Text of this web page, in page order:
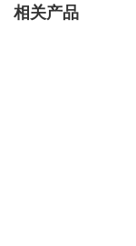
相关产品